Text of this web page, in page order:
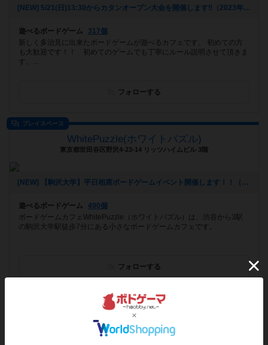
[NEW] 5/21(日)13:30からカタンオープン大会を開催します‼️（2023年04月26日 22時02分）
遊べるボードゲーム
317個
新しく多治見に出来たボードゲームが遊べるカフェです。 初めての方
も大歓迎です！！ 初めてのゲームでも丁寧にルール説明させて頂きま
す。...
フォローする
プレイスペース
WhitePuzzle(ホワイトパズル)
東京都世田谷区野沢4-23-14 リッツハイムビル 3階
[NEW] 【駒沢大学】平日相席ボードゲームイベント開催します！！（2023年02月14日 11時49分）
遊べるボードゲーム
490個
ボードゲームカフェWhitePuzzle（ホワイトパズル）は、渋谷から3駅
の駒沢大学駅徒歩7分にある小さなボードゲームカフェです。
フォローする
上野上さま
東京都台東区上野1-2-5黒門町ビル205